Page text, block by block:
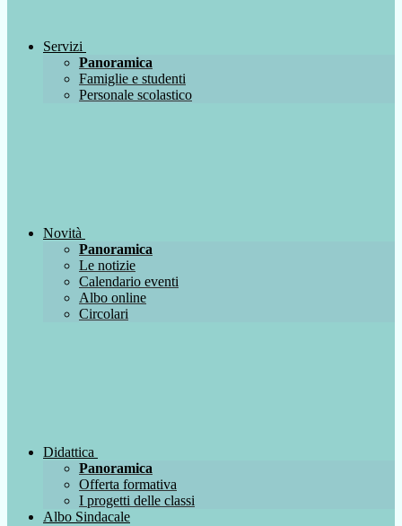
Servizi
Panoramica
Famiglie e studenti
Personale scolastico
Novità
Panoramica
Le notizie
Calendario eventi
Albo online
Circolari
Didattica
Panoramica
Offerta formativa
I progetti delle classi
Albo Sindacale